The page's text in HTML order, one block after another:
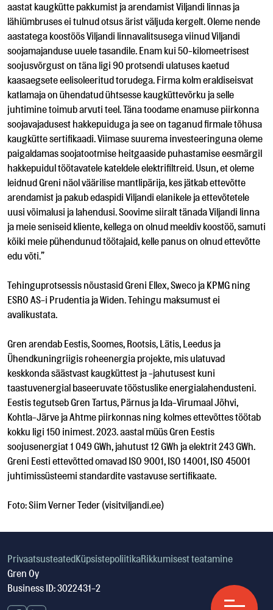
aastat kaugkütte pakkumist ja arendamist Viljandi linnas ja
lähiümbruses ei tulnud otsus ärist väljuda kergelt. Oleme nende
aastatega koostöös Viljandi linnavalitsusega viinud Viljandi
soojamajanduse uuele tasandile. Enam kui 50-kilomeetrisest
soojusvõrgust on täna ligi 90 protsendi ulatuses kaetud
kaasaegsete eelisoleeritud torudega. Firma kolm eraldiseisvat
katlamaja on ühendatud ühtsesse kaugküttevõrku ja selle
juhtimine toimub arvuti teel. Täna toodame enamuse piirkonna
soojavajadusest hakkepuiduga ja see on taganud firmale tõhusa
kaugkütte sertifikaadi. Viimase suurema investeeringuna oleme
paigaldamas soojatootmise heitgaaside puhastamise eesmärgil
hakkepuidul töötavatele kateldele elektrifiltreid. Usun, et oleme
leidnud Greni näol väärilise mantlipärija, kes jätkab ettevõtte
arendamist ja pakub edaspidi Viljandi elanikele ja ettevõtetele
uusi võimalusi ja lahendusi. Soovime siiralt tänada Viljandi linna
ja meie seniseid kliente, kellega on olnud meeldiv koostöö, samuti
kõiki meie pühendunud töötajaid, kelle panus on olnud ettevõtte
edu võti.”
Tehinguprotsessis nõustasid Greni Ellex, Sweco ja KPMG ning
ESRO AS-i Prudentia ja Widen. Tehingu maksumust ei
avalikustata.
Gren arendab Eestis, Soomes, Rootsis, Lätis, Leedus ja
Ühendkuningriigis roheenergia projekte, mis ulatuvad
keskkonda säästvast kaugküttest ja -jahutusest kuni
taastuvenergial baseeruvate tööstuslike energialahendusteni.
Eestis tegutseb Gren Tartus, Pärnus ja Ida-Virumaal Jõhvi,
Kohtla-Järve ja Ahtme piirkonnas ning kolmes ettevõttes töötab
kokku ligi 150 inimest. 2023. aastal müüs Gren Eestis
soojusenergiat 1 049 GWh, jahutust 12 GWh ja elektrit 243 GWh.
Greni Eesti ettevõtted omavad ISO 9001, ISO 14001, ISO 45001
juhtimissüsteemi standardite vastavuse sertifikaate.
Foto: Siim Verner Teder (visitviljandi.ee)
PrivaatsusteatedKüpsistepoliitikaRikkumisest teatamine
Gren Oy
Business ID: 3022431-2